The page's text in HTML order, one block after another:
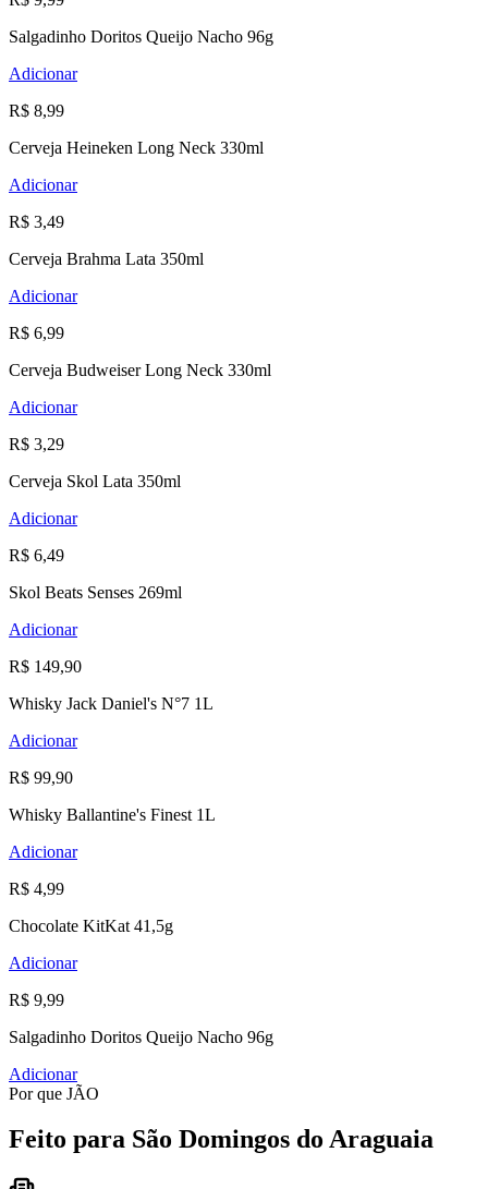
Salgadinho Doritos Queijo Nacho 96g
Adicionar
R$ 8,99
Cerveja Heineken Long Neck 330ml
Adicionar
R$ 3,49
Cerveja Brahma Lata 350ml
Adicionar
R$ 6,99
Cerveja Budweiser Long Neck 330ml
Adicionar
R$ 3,29
Cerveja Skol Lata 350ml
Adicionar
R$ 6,49
Skol Beats Senses 269ml
Adicionar
R$ 149,90
Whisky Jack Daniel's N°7 1L
Adicionar
R$ 99,90
Whisky Ballantine's Finest 1L
Adicionar
R$ 4,99
Chocolate KitKat 41,5g
Adicionar
R$ 9,99
Salgadinho Doritos Queijo Nacho 96g
Adicionar
Por que JÃO
Feito para São Domingos do Araguaia